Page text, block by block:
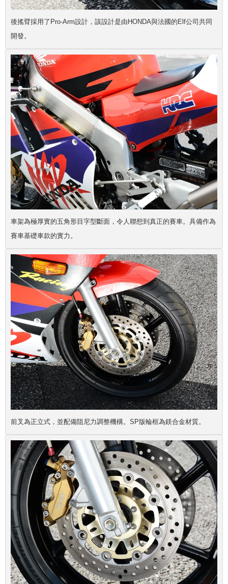
後搖臂採用了Pro-Arm設計，該設計是由HONDA與法國的Elf公司共同
開發。
車架為極厚實的五角形目字型斷面，令人聯想到真正的賽車。具備作為
賽車基礎車款的實力。
前叉為正立式，並配備阻尼力調整機構。SP版輪框為鎂合金材質。